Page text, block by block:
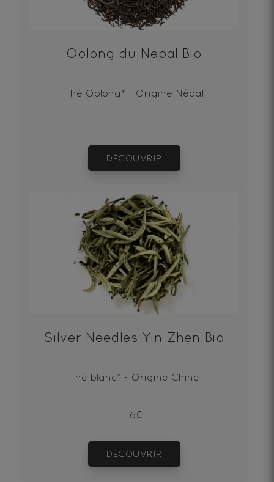
Oolong du Nepal Bio
Thé Oolong* - Origine Népal
DÉCOUVRIR
Silver Needles Yin Zhen Bio
Thé blanc* - Origine Chine
16€
DÉCOUVRIR